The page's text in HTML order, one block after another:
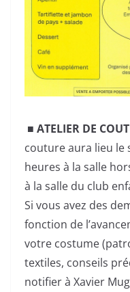
■ ATELIER DE
couture aura lieu le
heures à la salle
à la salle du club
Si vous avez des
fonction de
votre costume
textiles, conseils
notifier à Xavier